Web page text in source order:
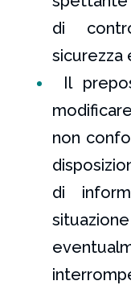
di
sicurezza
Il
non
di